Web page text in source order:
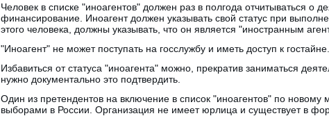
Человек в списке "иноагентов" должен раз в полгода отчитываться о
финансирование. Иноагент должен указывать свой статус при
этого человека, должны указывать, что он является "иностранным
"Иноагент" не может поступать на госслужбу и иметь доступ к гостайне.
Избавиться от статуса "иноагента" можно, прекратив заниматься
нужно документально это подтвердить.
Один из претендентов на включение в список "иноагентов" по новому
выборами в России. Организация не имеет юрлица и существует в